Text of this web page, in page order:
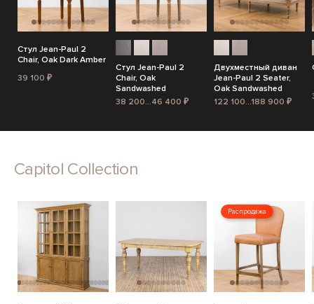
Стул Jean-Paul 2
Chair, Oak Dark Amber
39 100 ₽
Стул Jean-Paul 2
Chair, Oak
Sandwashed
38 200...46 400 ₽
Двухместный диван
Jean-Paul 2 Seater,
Oak Sandwashed
122 100...188 900 ₽
Capitol Collection
Распродажа